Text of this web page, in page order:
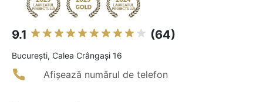
9.1 (64)
Bucureşti, Calea Crângași 16
Afișează numărul de telefon